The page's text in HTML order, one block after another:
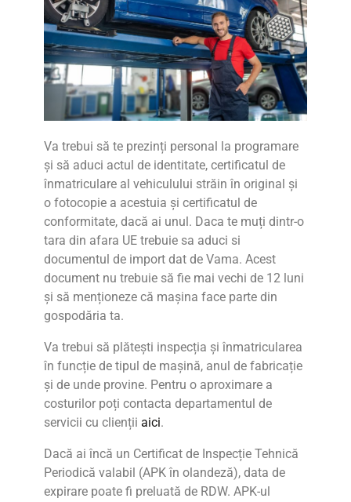
Va trebui să te prezinți personal la programare
și să aduci actul de identitate, certificatul de
înmatriculare al vehiculului străin în original și
o fotocopie a acestuia și certificatul de
conformitate, dacă ai unul. Daca te muți dintr-o
tara din afara UE trebuie sa aduci si
documentul de import dat de Vama. Acest
document nu trebuie să fie mai vechi de 12 luni
și să menționeze că mașina face parte din
gospodăria ta.
Va trebui să plătești inspecția și înmatricularea
în funcție de tipul de mașină, anul de fabricație
și de unde provine. Pentru o aproximare a
costurilor poți contacta departamentul de
servicii cu clienții aici.
Dacă ai încă un Certificat de Inspecție Tehnică
Periodică valabil (APK în olandeză), data de
expirare poate fi preluată de RDW. APK-ul